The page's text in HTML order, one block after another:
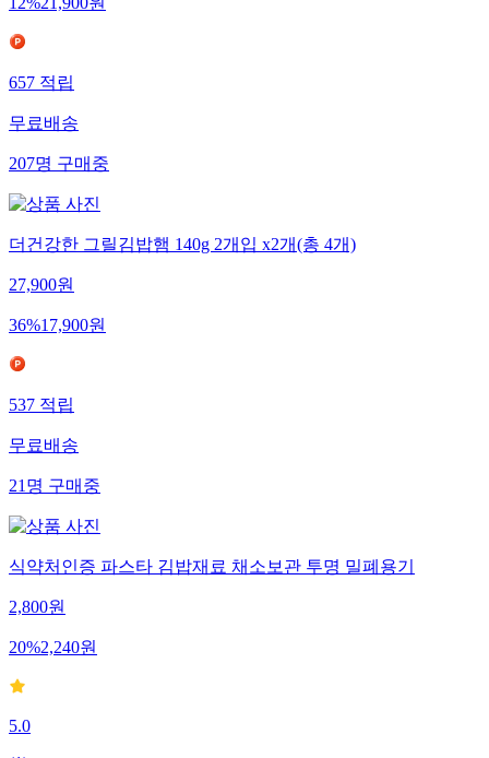
12%21,900원
657적립
무료배송
207명구매중
더건강한 그릴김밥햄 140g 2개입 x2개(총 4개)
27,900원
36%17,900원
537적립
무료배송
21명구매중
식약처인증 파스타 김밥재료 채소보관 투명 밀폐용기
2,800원
20%2,240원
5.0